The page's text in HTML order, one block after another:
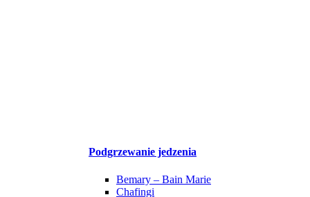
Podgrzewanie jedzenia
Bemary – Bain Marie
Chafingi